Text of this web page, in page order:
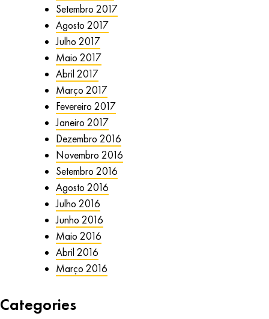
Setembro 2017
Agosto 2017
Julho 2017
Maio 2017
Abril 2017
Março 2017
Fevereiro 2017
Janeiro 2017
Dezembro 2016
Novembro 2016
Setembro 2016
Agosto 2016
Julho 2016
Junho 2016
Maio 2016
Abril 2016
Março 2016
Categories